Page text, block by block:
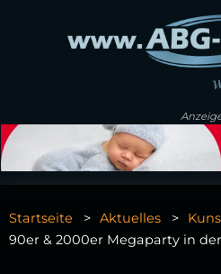
Startseite Aktuelles
90er & 2000er Megaparty in